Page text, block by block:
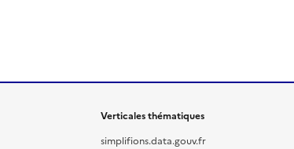
Verticales thématiques
simplifions.data.gouv.fr